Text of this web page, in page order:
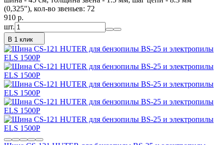
(0,325"), кол-во звеньев: 72
910 p.
шт.
В 1 клик